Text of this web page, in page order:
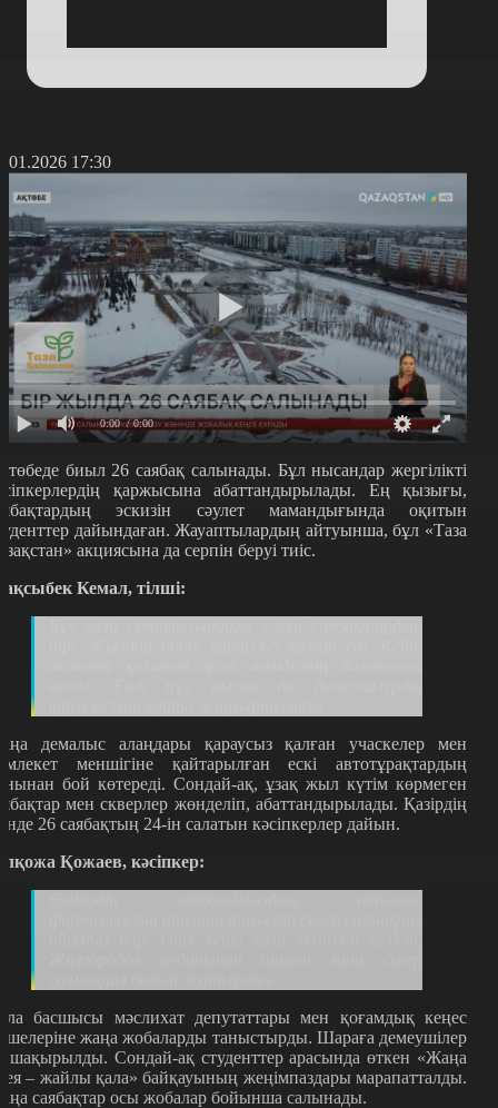
17:30
0:00 / 0:00
биыл 26 саябақ салынады. Бұл нысандар жергілікті
қаржысына абаттандырылады. Ең қызығы,
эскизін сәулет мамандығында оқитын
дайындаған. Жауаптылардың айтуынша, бұл «Таза
акциясына да серпін беруі тиіс.
Кемал, тілші:
демалыс алаңдары қараусыз қалған учаскелер мен
меншігіне қайтарылған ескі автотұрақтардың
бой көтереді. Сондай-ақ, ұзақ жыл күтім көрмеген
мен скверлер жөнделіп, абаттандырылады. Қазірдің
26 саябақтың 24-ін салатын кәсіпкерлер дайын.
Қожаев, кәсіпкер:
басшысы мәслихат депутаттары мен қоғамдық кеңес
жаңа жобаларды таныстырды. Шараға демеушілер
шақырылды. Сондай-ақ студенттер арасында өткен «Жаңа
– жайлы қала» байқауының жеңімпаздары марапатталды.
саябақтар осы жобалар бойынша салынады.